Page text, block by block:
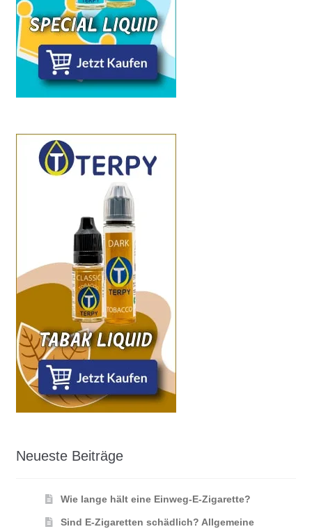
Neueste Beiträge
Wie lange hält eine Einweg-E-Zigarette?
Sind E-Zigaretten schädlich? Allgemeine